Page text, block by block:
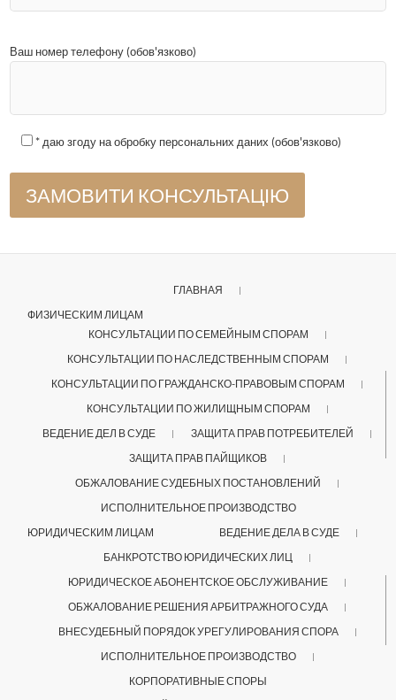
Ваш номер телефону (обов'язково)
* даю згоду на обробку персональних даних (обов'язково)
ГЛАВНАЯ
ФИЗИЧЕСКИМ ЛИЦАМ
КОНСУЛЬТАЦИИ ПО СЕМЕЙНЫМ СПОРАМ
КОНСУЛЬТАЦИИ ПО НАСЛЕДСТВЕННЫМ СПОРАМ
КОНСУЛЬТАЦИИ ПО ГРАЖДАНСКО-ПРАВОВЫМ СПОРАМ
КОНСУЛЬТАЦИИ ПО ЖИЛИЩНЫМ СПОРАМ
ВЕДЕНИЕ ДЕЛ В СУДЕ
ЗАЩИТА ПРАВ ПОТРЕБИТЕЛЕЙ
ЗАЩИТА ПРАВ ПАЙЩИКОВ
ОБЖАЛОВАНИЕ СУДЕБНЫХ ПОСТАНОВЛЕНИЙ
ИСПОЛНИТЕЛЬНОЕ ПРОИЗВОДСТВО
ЮРИДИЧЕСКИМ ЛИЦАМ
ВЕДЕНИЕ ДЕЛА В СУДЕ
БАНКРОТСТВО ЮРИДИЧЕСКИХ ЛИЦ
ЮРИДИЧЕСКОЕ АБОНЕНТСКОЕ ОБСЛУЖИВАНИЕ
ОБЖАЛОВАНИЕ РЕШЕНИЯ АРБИТРАЖНОГО СУДА
ВНЕСУДЕБНЫЙ ПОРЯДОК УРЕГУЛИРОВАНИЯ СПОРА
ИСПОЛНИТЕЛЬНОЕ ПРОИЗВОДСТВО
КОРПОРАТИВНЫЕ СПОРЫ